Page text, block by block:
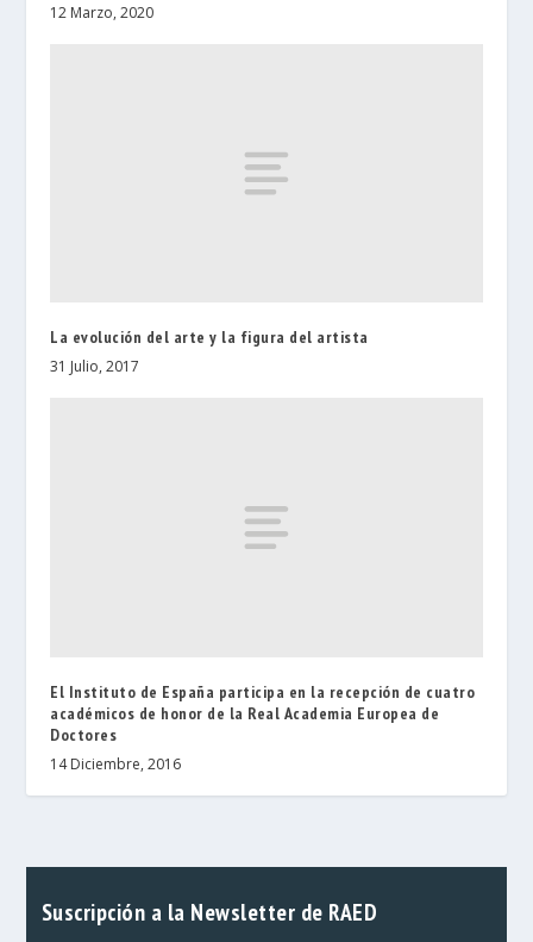
12 Marzo, 2020
La evolución del arte y la figura del artista
31 Julio, 2017
El Instituto de España participa en la recepción de cuatro
académicos de honor de la Real Academia Europea de
Doctores
14 Diciembre, 2016
Suscripción a la Newsletter de RAED